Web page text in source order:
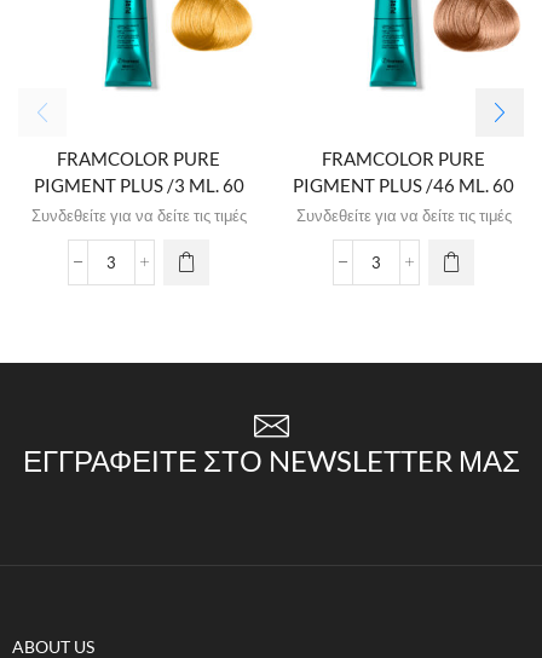
FRAMCOLOR PURE
PIGMENT PLUS /3 ML. 60
Συνδεθείτε για να δείτε τις τιμές
FRAMCOLOR PURE
PIGMENT PLUS /46 ML. 60
Συνδεθείτε για να δείτε τις τιμές
ΕΓΓΡΑΦΕΊΤΕ ΣΤΟ NEWSLETTER ΜΑΣ
ABOUT US